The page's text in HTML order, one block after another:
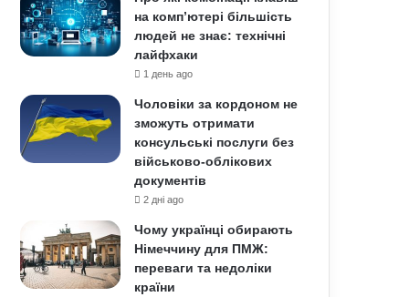
на комп’ютері більшість
людей не знає: технічні
лайфхаки
1 день ago
Чоловіки за кордоном не
зможуть отримати
консульські послуги без
військово-облікових
документів
2 дні ago
Чому українці обирають
Німеччину для ПМЖ:
переваги та недоліки
країни